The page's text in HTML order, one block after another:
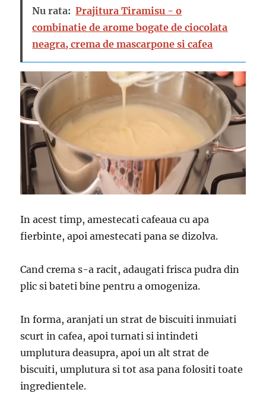
Nu rata: Prajitura Tiramisu - o
combinatie de arome bogate de ciocolata
neagra, crema de mascarpone si cafea
In acest timp, amestecati cafeaua cu apa
fierbinte, apoi amestecati pana se dizolva.
Cand crema s-a racit, adaugati frisca pudra din
plic si bateti bine pentru a omogeniza.
In forma, aranjati un strat de biscuiti inmuiati
scurt in cafea, apoi turnati si intindeti
umplutura deasupra, apoi un alt strat de
biscuiti, umplutura si tot asa pana folositi toate
ingredientele.